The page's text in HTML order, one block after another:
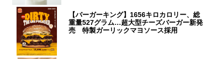
【バーガーキング】1656キロカロリー、総
重量527グラム…超大型チーズバーガー新発
売 特製ガーリックマヨソース採用